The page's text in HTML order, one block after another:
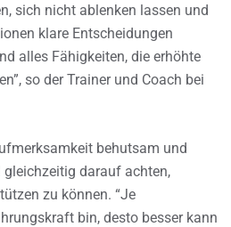
sich nicht ablenken lassen und
klare Entscheidungen
alles Fähigkeiten, die erhöhte
so der Trainer und Coach bei
behutsam und
darauf achten,
zu können. “Je
bin, desto besser kann